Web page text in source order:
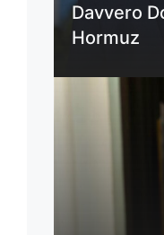
Davvero
Hormuz